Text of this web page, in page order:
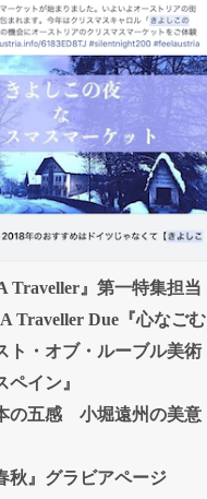
Traveller』第一特集担当
Traveller Due『心なごむ
ト・オブ・ルーブル美術
イン』
の五感 小堀遠州の美意
秋』グラビアページ